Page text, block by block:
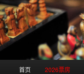
首页 2026票房